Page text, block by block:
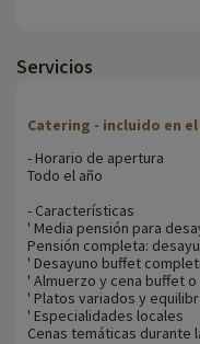
Servicios
Catering - incluido en
- Horario de apertura
Todo el año
- Características
' Media pensión para
Pensión completa:
' Desayuno buffet
' Almuerzo y cena buffet
' Platos variados y
' Especialidades locales
Cenas temáticas durante